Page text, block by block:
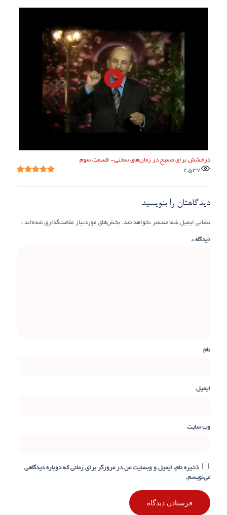
درخشش برای مسیح در زمان‌های سختی- قسمت سوم
2,537
دیدگاهتان را بنویسید
نشانی ایمیل شما منتشر نخواهد شد. بخش‌های موردنیاز علامت‌گذاری شده‌اند *
دیدگاه*
نام
ایمیل
وب‌ سایت
ذخیره نام، ایمیل و وبسایت من در مرورگر برای زمانی که دوباره دیدگاهی
می‌نویسم.